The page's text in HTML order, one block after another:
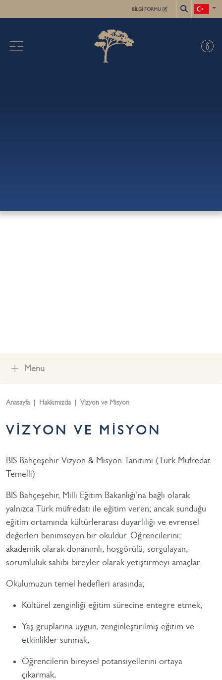
KAYIT İŞLEMLERİ
BİLGİ FORMU
Menu
Anasayfa Hakkımızda Vizyon ve Misyon
VİZYON VE MİSYON
BIS Bahçeşehir Vizyon & Misyon Tanıtımı (Türk Müfredat
Temelli)
BIS Bahçeşehir, Milli Eğitim Bakanlığı’na bağlı olarak
yalnızca Türk müfredatı ile eğitim veren; ancak sunduğu
eğitim ortamında kültürlerarası duyarlılığı ve evrensel
değerleri benimseyen bir okuldur. Öğrencilerini;
akademik olarak donanımlı, hoşgörülü, sorgulayan,
sorumluluk sahibi bireyler olarak yetiştirmeyi amaçlar.
Okulumuzun temel hedefleri arasında;
Kültürel zenginliği eğitim sürecine entegre etmek,
Yaş gruplarına uygun, zenginleştirilmiş eğitim ve
etkinlikler sunmak,
Öğrencilerin bireysel potansiyellerini ortaya
çıkarmak,